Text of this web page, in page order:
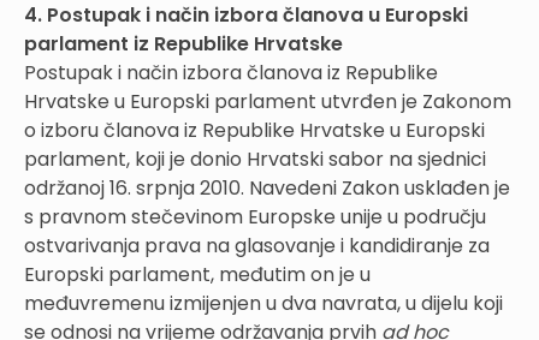
4. Postupak i način izbora članova u Europski
parlament iz Republike Hrvatske
Postupak i način izbora članova iz Republike
Hrvatske u Europski parlament utvrđen je Zakonom
o izboru članova iz Republike Hrvatske u Europski
parlament, koji je donio Hrvatski sabor na sjednici
održanoj 16. srpnja 2010. Navedeni Zakon usklađen je
s pravnom stečevinom Europske unije u području
ostvarivanja prava na glasovanje i kandidiranje za
Europski parlament, međutim on je u
međuvremenu izmijenjen u dva navrata, u dijelu koji
se odnosi na vrijeme održavanja prvih ad hoc